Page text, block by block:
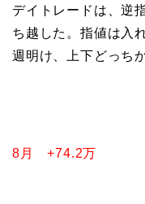
デイトレードは、逆
ち越した。指値は入
週明け、上下どっち
8月 +74.2万